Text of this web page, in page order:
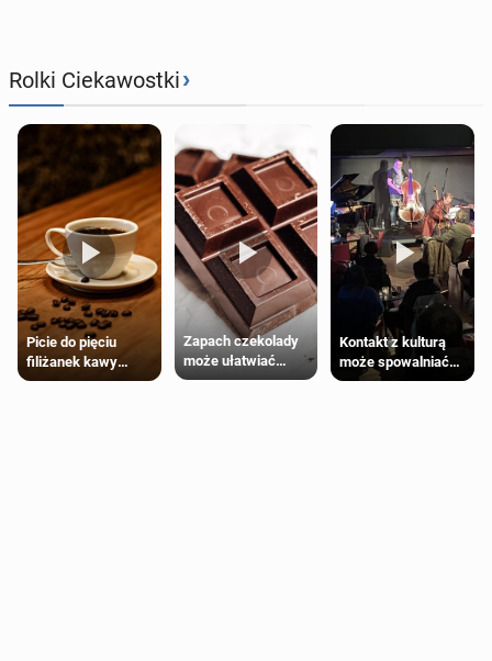
Rolki Ciekawostki›
Picie do pięciu
filiżanek kawy
dziennie jest
Zapach czekolady
może ułatwiać
trening siłowy
Kontakt z kulturą
może spowalniać
starzenie